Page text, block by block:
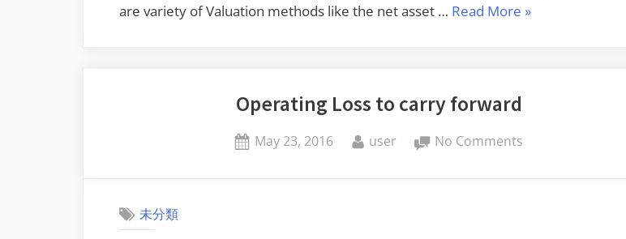
are variety of Valuation methods like the net asset … Read More “Valuation
-1”
»
Operating Loss to carry forward
Posted
May 23, 2016 By
user No Comments
未分類